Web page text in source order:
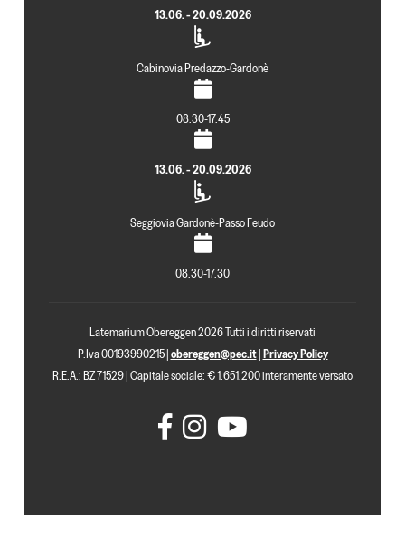
13.06. - 20.09.2026
Cabinovia Predazzo-Gardonè
08.30-17.45
13.06. - 20.09.2026
Seggiovia Gardonè-Passo Feudo
08.30-17.30
Latemarium Obereggen 2026 Tutti i diritti riservati
P.Iva 00193990215 |obereggen@pec.it|Privacy Policy
R.E.A.: BZ 71529 | Capitale sociale: € 1.651.200 interamente versato